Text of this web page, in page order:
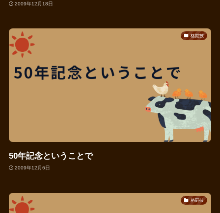
2009年12月18日
格闘技
50年記念ということで
2009年12月6日
格闘技